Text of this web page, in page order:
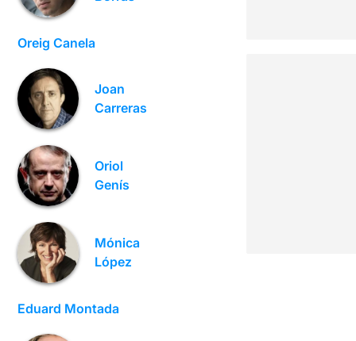
Oreig Canela
Joan
Carreras
Oriol
Genís
Mónica
López
Eduard Montada